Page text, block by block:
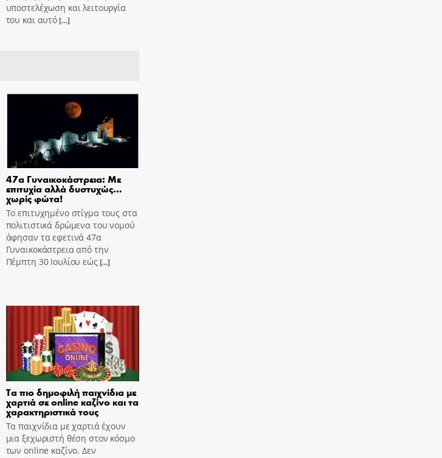
υποστελέχωση και λειτουργία
του και αυτό[…]
47α Γυναικοκάστρεια: Με
επιτυχία αλλά δυστυχώς…
χωρίς φώτα!
Το επιτυχημένο στίγμα τους στα
πολιτιστικά δρώμενα του νομού
άφησαν τα εφετινά 47α
Γυναικοκάστρεια από την
Πέμπτη 30 Ιουλίου εώς[…]
Τα πιο δημοφιλή παιχνίδια με
χαρτιά σε online καζίνο και τα
χαρακτηριστικά τους
Τα παιχνίδια με χαρτιά έχουν
μια ξεχωριστή θέση στον κόσμο
των online καζίνο. Δεν